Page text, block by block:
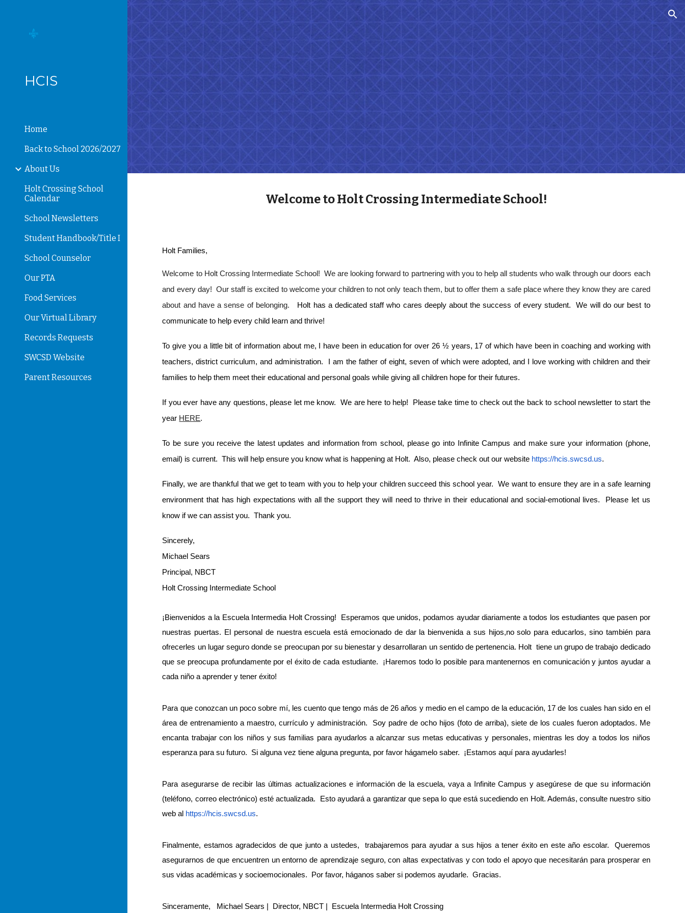
Skip to main content
HCIS
Home
Back to School 2026/2027
About Us
Holt Crossing School
Calendar
School Newsletters
Student Handbook/Title I
School Counselor
Our PTA
Food Services
Our Virtual Library
Records Requests
SWCSD Website
Parent Resources
Welcome to Holt Crossing Intermediate School!
Holt Families,
Welcome to Holt Crossing Intermediate School! We are looking forward to partnering with you to help all students who walk through our doors each
and every day! Our staff is excited to welcome your children to not only teach them, but to offer them a safe place where they know they are cared
about and have a sense of belonging.
Holt has a dedicated staff who cares deeply about the success of every student. We will do our best to
communicate to help every child learn and thrive!
To give you a little bit of information about me, I have been in education for over 26 ½ years, 17 of which have been in coaching and working with
teachers, district curriculum, and administration. I am the father of eight, seven of which were adopted, and I love working with children and their
families to help them meet their educational and personal goals while giving all children hope for their futures.
If you ever have any questions, please let me know. We are here to help! Please take time to check out the back to school newsletter to start the
year HERE.
To be sure you receive the latest updates and information from school, please go into Infinite Campus and make sure your information (phone,
email) is current. This will help ensure you know what is happening at Holt. Also, please check out our website https://hcis.swcsd.us.
Finally, we are thankful that we get to team with you to help your children succeed this school year. We want to ensure they are in a safe learning
environment that has high expectations with all the support they will need to thrive in their educational and social-emotional lives. Please let us
know if we can assist you. Thank you.
Sincerely,
Michael Sears
Principal, NBCT
Holt Crossing Intermediate School
¡Bienvenidos a la Escuela Intermedia Holt Crossing! Esperamos que unidos, podamos ayudar diariamente a todos los estudiantes que pasen por
nuestras puertas. El personal de nuestra escuela está emocionado de dar la bienvenida a sus hijos,no solo para educarlos, sino también para
ofrecerles un lugar seguro donde se preocupan por su bienestar y desarrollaran un sentido de pertenencia. Holt tiene un grupo de trabajo dedicado
que se preocupa profundamente por el éxito de cada estudiante. ¡Haremos todo lo posible para mantenernos en comunicación y juntos ayudar a
cada niño a aprender y tener éxito!
Para que conozcan un poco sobre mí, les cuento que tengo más de 26 años y medio en el campo de la educación, 17 de los cuales han sido en el
área de entrenamiento a maestro, currículo y administración. Soy padre de ocho hijos (foto de arriba), siete de los cuales fueron adoptados. Me
encanta trabajar con los niños y sus familias para ayudarlos a alcanzar sus metas educativas y personales, mientras les doy a todos los niños
esperanza para su futuro. Si alguna vez tiene alguna pregunta, por favor hágamelo saber. ¡Estamos aquí para ayudarles!
Para asegurarse de recibir las últimas actualizaciones e información de la escuela, vaya a Infinite Campus y asegúrese de que su información
(teléfono, correo electrónico) esté actualizada. Esto ayudará a garantizar que sepa lo que está sucediendo en Holt. Además, consulte nuestro sitio
web al https://hcis.swcsd.us.
Finalmente, estamos agradecidos de que junto a ustedes, trabajaremos para ayudar a sus hijos a tener éxito en este año escolar. Queremos
asegurarnos de que encuentren un entorno de aprendizaje seguro, con altas expectativas y con todo el apoyo que necesitarán para prosperar en
sus vidas académicas y socioemocionales. Por favor, háganos saber si podemos ayudarle. Gracias.
Sinceramente, Michael Sears | Director, NBCT | Escuela Intermedia Holt Crossing